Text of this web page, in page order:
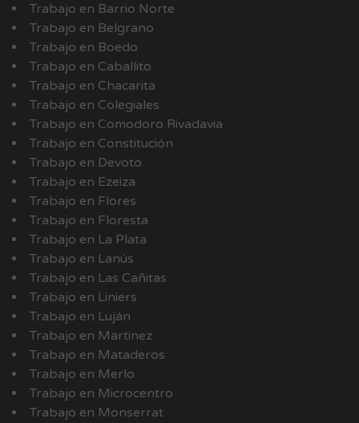
Trabajo en Barrio Norte
Trabajo en Belgrano
Trabajo en Boedo
Trabajo en Caballito
Trabajo en Chacarita
Trabajo en Colegiales
Trabajo en Comodoro Rivadavia
Trabajo en Constitución
Trabajo en Devoto
Trabajo en Ezeiza
Trabajo en Flores
Trabajo en Floresta
Trabajo en La Plata
Trabajo en Lanús
Trabajo en Las Cañitas
Trabajo en Liniers
Trabajo en Luján
Trabajo en Martinez
Trabajo en Mataderos
Trabajo en Merlo
Trabajo en Microcentro
Trabajo en Monserrat